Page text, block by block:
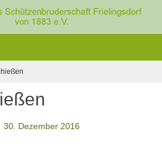
30. Dezember 2016